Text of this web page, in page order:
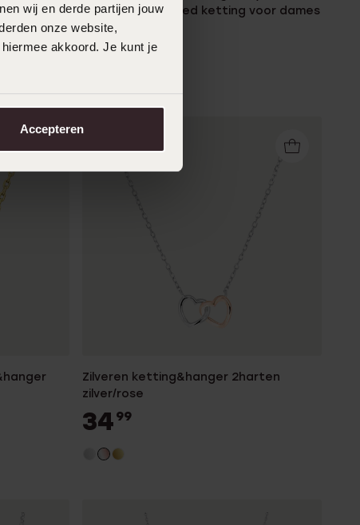
wij en derde partijen jouw
onze website,
akkoord. Je kunt je
Accepteren
zilveren goldplated ketting voor dames
3999
Zilveren ketting&hanger 2harten
zilver/rose
34 99